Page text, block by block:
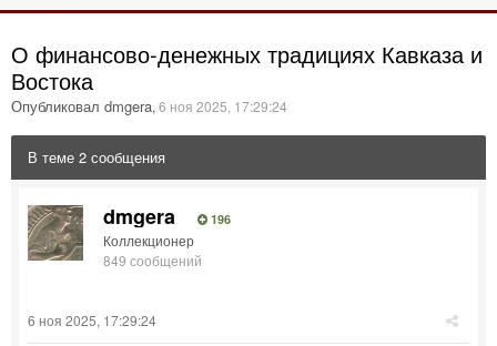
О финансово-денежных традициях Кавказа и
Востока
Опубликовал dmgera, 6 ноя 2025, 17:29:24
В теме 2 сообщения
dmgera 196
Коллекционер
849 сообщений
6 ноя 2025, 17:29:24